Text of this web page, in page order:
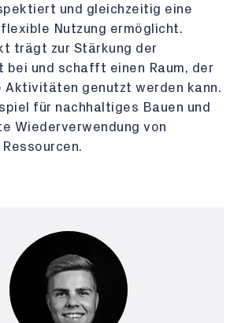
und gleichzeitig eine
Nutzung ermöglicht.
trägt zur Stärkung der
bei und schafft einen Raum, der
genutzt werden kann.
für nachhaltiges Bauen und
Wiederverwendung von